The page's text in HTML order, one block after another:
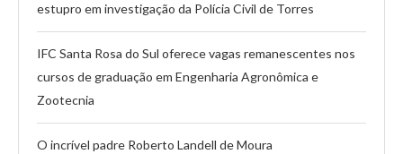
estupro em investigação da Polícia Civil de Torres
IFC Santa Rosa do Sul oferece vagas remanescentes nos
cursos de graduação em Engenharia Agronômica e
Zootecnia
O incrível padre Roberto Landell de Moura